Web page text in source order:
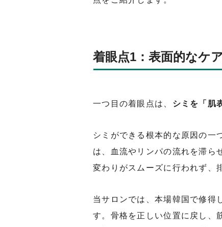
着眼点1：表面的なケ
一つ目の着眼点は、 シミを「肌
シミができる根本的な原因の一
は、血流やリンパの流れを滞ら
変わりがスムーズに行われず、
当サロンでは、本場韓国で修得
す。骨格を正しい位置に戻し、